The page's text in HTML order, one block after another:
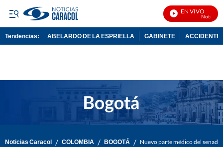
EN VIVO
Noticias
Tendencias: ABELARDO DE LA ESPRIELLA GABINETE ACCIDENTE
Noticias Caracol / COLOMBIA / BOGOTÁ / Nuevo parte médico del